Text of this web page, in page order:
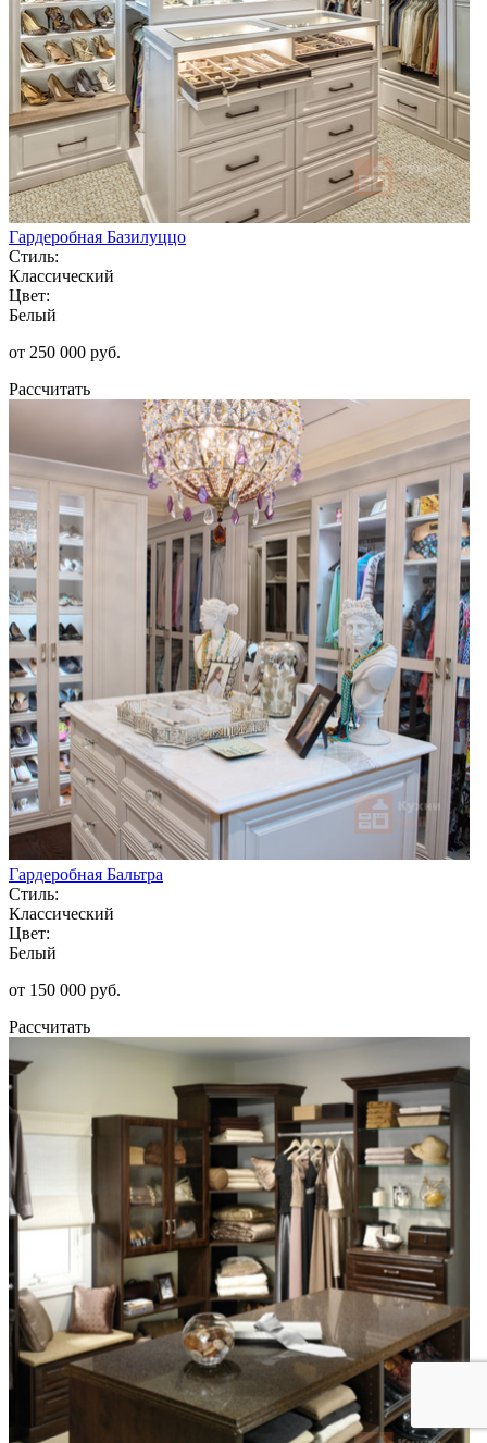
Гардеробная Базилуццо
Стиль:
Классический
Цвет:
Белый
от 250 000 руб.
Рассчитать
Гардеробная Бальтра
Стиль:
Классический
Цвет:
Белый
от 150 000 руб.
Рассчитать